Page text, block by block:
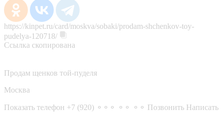
https://kinpet.ru/card/moskva/sobaki/prodam-shchenkov-toy-
pudelya-120718/
Ссылка скопирована
Продам щенков той-пуделя
Москва
Показать телефон +7 (920) ⚬⚬⚬ ⚬⚬ ⚬⚬ Позвонить Написать